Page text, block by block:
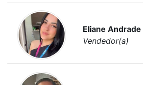
Eliane Andrade
Vendedor(a)